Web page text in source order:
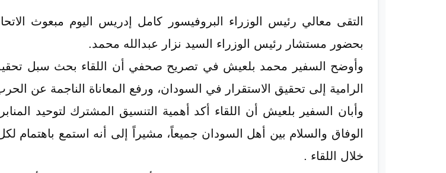
التقى معالي رئيس الوزراء البروفيسور كامل إدريس اليوم مبعوث
بحضور مستشار رئيس الوزراء السيد نزار عبدالله محمد.
​وأوضح السفير محمد بلعيش في تصريح صحفي أن اللقاء بحث سبل تحقيق
الرامية إلى تحقيق الاستقرار في السودان، ورفع المعاناة الناجمة عن
​وأبان السفير بلعيش أن اللقاء أكد أهمية التنسيق المشترك لتوحيد
الوفاق والسلام بين أهل السودان جميعاً، مشيراً إلى أنه استمع باهتمام
خلال اللقاء .